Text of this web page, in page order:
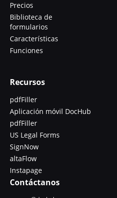
Precios
Biblioteca de
formularios
Características
Funciones
Recursos
pdfFiller
Aplicación móvil DocHub
pdfFiller
US Legal Forms
SignNow
altaFlow
Instapage
Contáctanos